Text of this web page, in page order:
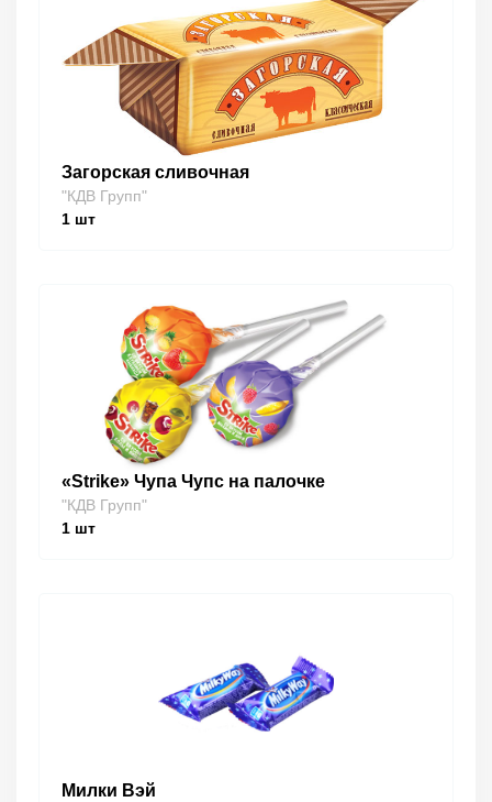
Загорская сливочная
"КДВ Групп"
1 шт
«Strike» Чупа Чупс на палочке
"КДВ Групп"
1 шт
Милки Вэй